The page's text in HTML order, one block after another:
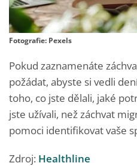
Fotografie: Pexels
Pokud zaznamenáte
požádat, abyste si vedli
toho, co jste dělali, jaké
jste užívali, než záchvat
pomoci identifikovat vaše
Zdroj: Healthline